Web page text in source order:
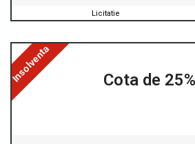
Licitatie
Cota de
Insolventa